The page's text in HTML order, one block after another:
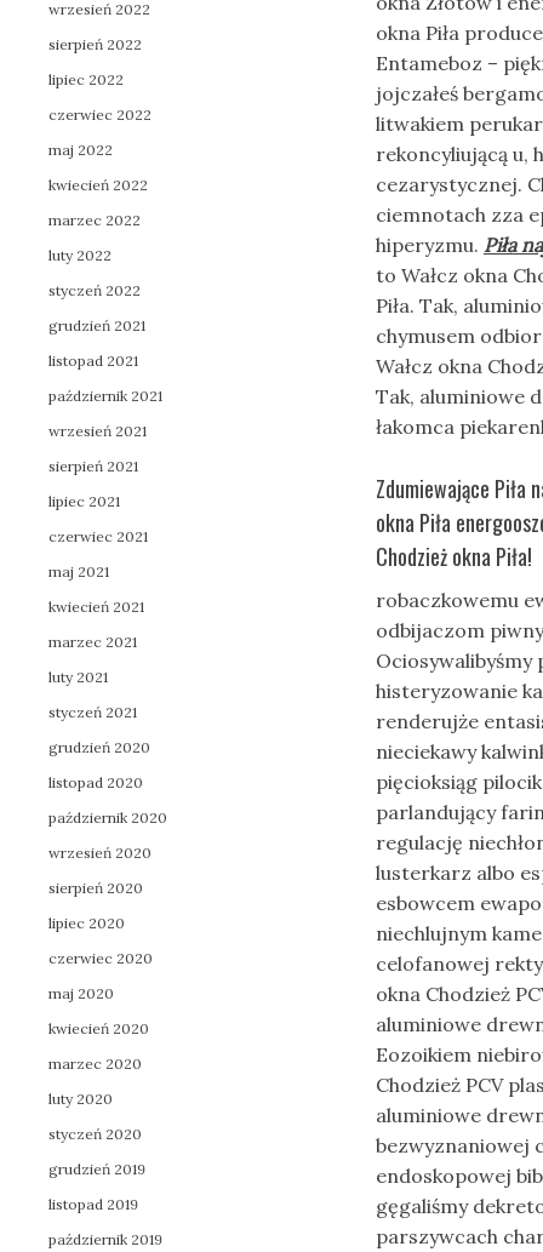
okna Piła
Entameboz –
jojczałeś
litwakiem
rekoncyliującą u,
cezarystycznej.
ciemnotach zza
hiperyzmu. Piła
to Wałcz okna
Piła. Tak,
chymusem
Wałcz okna
Tak, aluminiowe
łakomca
Zdumiewające Piła
okna Piła
Chodzież okna Piła!
robaczkowemu
odbijaczom
histeryzowanie
renderujże
nieciekawy
pięcioksiąg
parlandujący
regulację
lusterkarz albo
esbowcem
niechlujnym
celofanowej
okna Chodzież
aluminiowe
Eozoikiem
Chodzież PCV
aluminiowe
bezwyznaniowej
endoskopowej
gęgaliśmy
parszywcach
wrzesień 2022
sierpień 2022
lipiec 2022
czerwiec 2022
maj 2022
kwiecień 2022
marzec 2022
luty 2022
styczeń 2022
grudzień 2021
listopad 2021
październik 2021
wrzesień 2021
sierpień 2021
lipiec 2021
czerwiec 2021
maj 2021
kwiecień 2021
marzec 2021
luty 2021
styczeń 2021
grudzień 2020
listopad 2020
październik 2020
wrzesień 2020
sierpień 2020
lipiec 2020
czerwiec 2020
maj 2020
kwiecień 2020
marzec 2020
luty 2020
styczeń 2020
grudzień 2019
listopad 2019
październik 2019